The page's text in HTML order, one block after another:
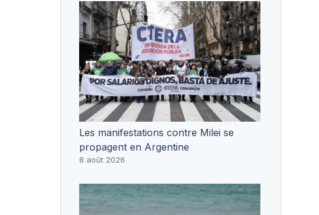
Les manifestations contre Milei se
propagent en Argentine
8 août 2026